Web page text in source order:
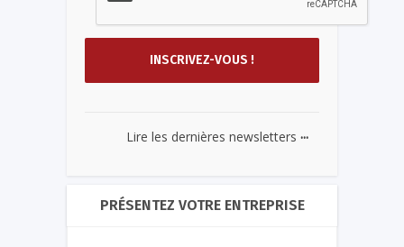
Lire les dernières newsletters ...
PRÉSENTEZ VOTRE ENTREPRISE